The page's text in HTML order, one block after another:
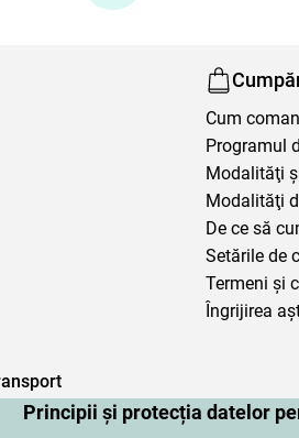
Principii și protecția datelor
Cum
Programul
Modalităţi
Modalităţi
De ce să
Setările de
Termeni şi
Îngrijirea